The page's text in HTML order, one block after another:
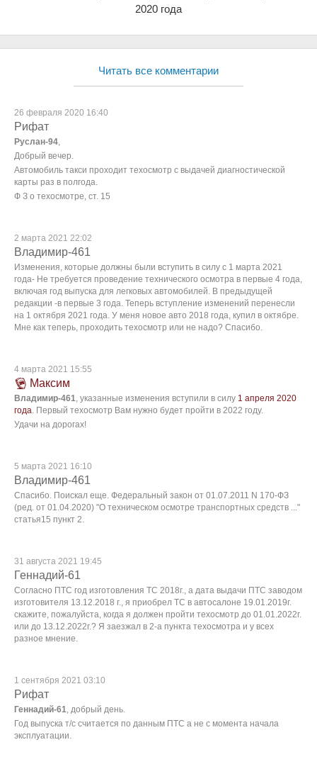
2020 года
Читать все комментарии
26 февраля 2020 16:40
Рифат
Руслан-94,
Добрый вечер.
Автомобиль такси проходит техосмотр с выдачей диагностической
карты раз в полгода.
Ф З о техосмотре, ст. 15
2 марта 2021 22:02
Владимир-461
Изменения, которые должны были вступить в силу с 1 марта 2021
года- Не требуется проведение технического осмотра в первые 4 года,
включая год выпуска для легковых автомобилей. В предыдущей
редакции -в первые 3 года. Теперь вступление изменений перенесли
на 1 октября 2021 года. У меня новое авто 2018 года, купил в октябре.
Мне как теперь, проходить техосмотр или не надо? Спасибо.
4 марта 2021 15:55
Максим
Владимир-461, указанные изменения вступили в силу 1 апреля 2020
года. Первый техосмотр Вам нужно будет пройти в 2022 году.
Удачи на дорогах!
5 марта 2021 16:10
Владимир-461
Спасибо. Поискал еще. Федеральный закон от 01.07.2011 N 170-ФЗ
(ред. от 01.04.2020) "О техническом осмотре транспортных средств ..."
статья15 пункт 2.
31 августа 2021 19:45
Геннадий-61
Согласно ПТС год изготовления ТС 2018г., а дата выдачи ПТС заводом
изготовителя 13.12.2018 г., я приобрел ТС в автосалоне 19.01.2019г.
скажите, пожалуйста, когда я должен пройти техосмотр до 01.01.2022г.
или до 13.12.2022г.? Я заезжал в 2-а пункта техосмотра и у всех
разное мнение.
1 сентября 2021 03:10
Рифат
Геннадий-61, добрый день.
Год выпуска т/с считается по данным ПТС а не с момента начала
эксплуатации.